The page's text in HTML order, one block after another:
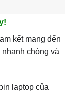
kết mang đến
chóng và
laptop của